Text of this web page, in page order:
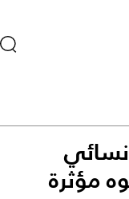
2015 عام نسائي
مؤثرة